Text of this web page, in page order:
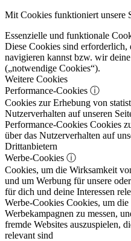
Mit Cookies funktioniert unsere
Essenzielle und funktionale
Diese Cookies sind erforderlich,
navigieren kannst bzw. wir
(„notwendige Cookies“).
Weitere Cookies
Performance-Cookies ⓘ
Cookies zur Erhebung von
Nutzerverhalten auf unseren
Performance-Cookies Cookies
über das Nutzerverhalten auf
Drittanbietern
Werbe-Cookies ⓘ
Cookies, um die Wirksamkeit
und um Werbung für unsere
für dich und deine Interessen
Werbe-Cookies Cookies, um
Werbekampagnen zu messen,
fremde Websites auszuspielen,
relevant sind